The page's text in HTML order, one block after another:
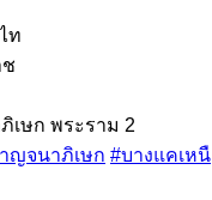
ท
ช
เษก พระราม 2
ญจนาภิเษก #บางแคเหนื